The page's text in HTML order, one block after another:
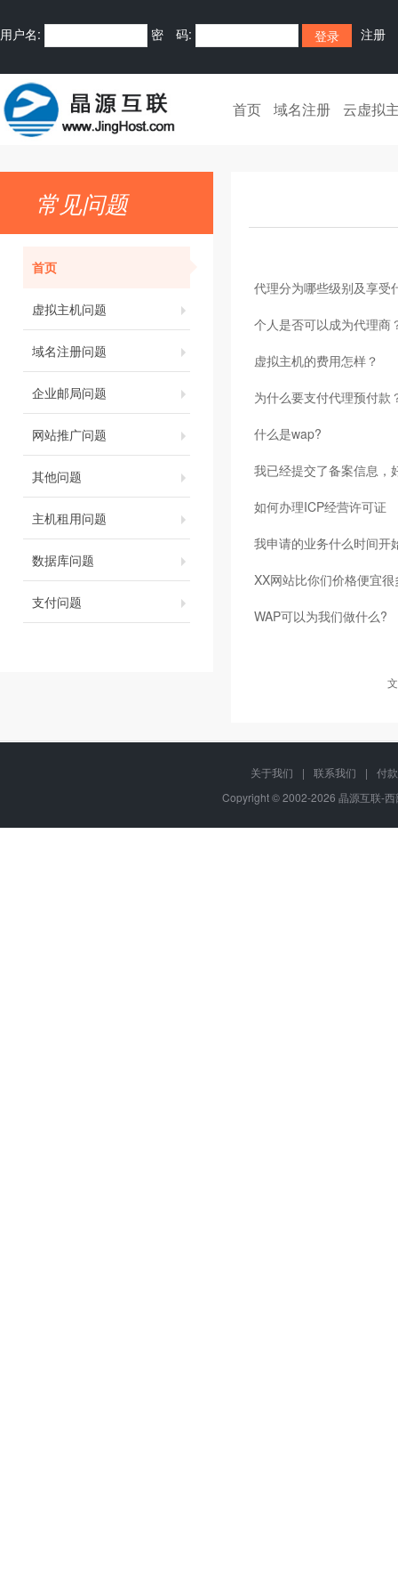
用户名: 密 码: 注册
首页 域名注册 云虚拟
常见问题
首页
虚拟主机问题
域名注册问题
企业邮局问题
网站推广问题
其他问题
主机租用问题
数据库问题
支付问题
代理分为哪些级别及享受
个人是否可以成为代理商
虚拟主机的费用怎样？
为什么要支付代理预付款
什么是wap?
我已经提交了备案信息，
如何办理ICP经营许可证
我申请的业务什么时间开
XX网站比你们价格便宜很
WAP可以为我们做什么?
关于我们 | 联系我们 |
付
Copyright © 2002-2026 晶源互联-